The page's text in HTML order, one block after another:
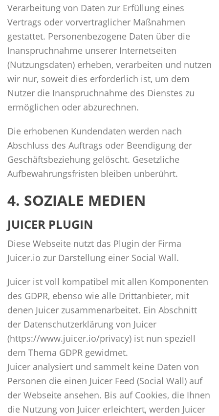
Verarbeitung von Daten zur Erfüllung eines
Vertrags oder vorvertraglicher Maßnahmen
gestattet. Personenbezogene Daten über die
Inanspruchnahme unserer Internetseiten
(Nutzungsdaten) erheben, verarbeiten und nutzen
wir nur, soweit dies erforderlich ist, um dem
Nutzer die Inanspruchnahme des Dienstes zu
ermöglichen oder abzurechnen.
Die erhobenen Kundendaten werden nach
Abschluss des Auftrags oder Beendigung der
Geschäftsbeziehung gelöscht. Gesetzliche
Aufbewahrungsfristen bleiben unberührt.
4. SOZIALE MEDIEN
JUICER PLUGIN
Diese Webseite nutzt das Plugin der Firma
Juicer.io zur Darstellung einer Social Wall.
Juicer ist voll kompatibel mit allen Komponenten
des GDPR, ebenso wie alle Drittanbieter, mit
denen Juicer zusammenarbeitet. Ein Abschnitt
der Datenschutzerklärung von Juicer
(https://www.juicer.io/privacy) ist nun speziell
dem Thema GDPR gewidmet.
Juicer analysiert und sammelt keine Daten von
Personen die einen Juicer Feed (Social Wall) auf
der Webseite ansehen. Bis auf Cookies, die Ihnen
die Nutzung von Juicer erleichtert, werden Juicer